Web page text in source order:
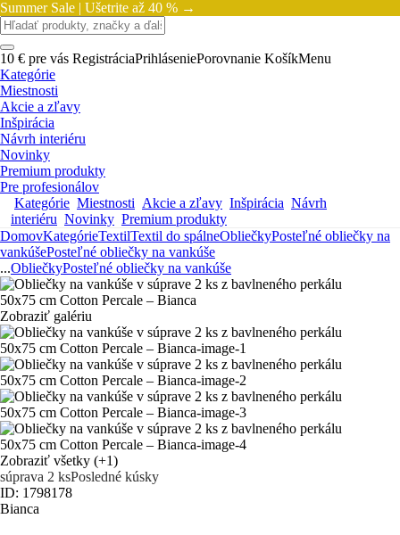
Summer Sale | Ušetrite až 40 % →
10 € pre vás RegistráciaPrihláseniePorovnanie KošíkMenu
Kategórie
Miestnosti
Akcie a zľavy
Inšpirácia
Návrh interiéru
Novinky
Premium produkty
Pre profesionálov
Kategórie Miestnosti Akcie a zľavy Inšpirácia Návrh
interiéru Novinky Premium produkty
DomovKategórieTextilTextil do spálneObliečkyPosteľné obliečky na
vankúšePosteľné obliečky na vankúše
...ObliečkyPosteľné obliečky na vankúše
Zobraziť galériu
Zobraziť všetky (+1)
súprava 2 ksPosledné kúsky
ID: 1798178
Bianca